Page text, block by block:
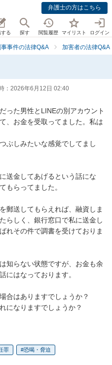
弁護士の方はこちら
る 探す 閲覧履歴 マイリスト ログイン
事件の法律Q&A 加害者の法律Q&A
： 2026年6月12日 02:40
った男性とLINEの別アカウント
、お金を受取ってました。私は
ぶしみたいな感覚でしてまし
送金してあげるという話にな
もらってました。
郵送してもらえれば、融資しま
らしく、銀行窓口で私に送金し
れその件で調書を受けておりま
知らない状態ですが、お金も余
にはなっております。
合はありますでしょうか？
になりますでしょうか？
罪 恐喝・脅迫